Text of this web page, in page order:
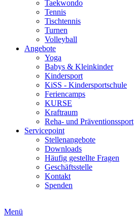
Taekwondo
Tennis
Tischtennis
Turnen
Volleyball
Angebote
Yoga
Babys & Kleinkinder
Kindersport
KiSS - Kindersportschule
Feriencamps
KURSE
Kraftraum
Reha- und Präventionssport
Servicepoint
Stellenangebote
Downloads
Häufig gestellte Fragen
Geschäftsstelle
Kontakt
Spenden
Menü